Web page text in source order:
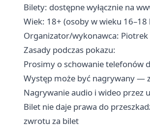
Bilety: dostępne wyłącznie na
Wiek: 18+ (osoby w wieku
Organizator/wykonawca:
Zasady podczas pokazu:
Prosimy o schowanie telefonów
Występ może być nagrywany —
Nagrywanie audio i wideo przez
Bilet nie daje prawa do
zwrotu za bilet